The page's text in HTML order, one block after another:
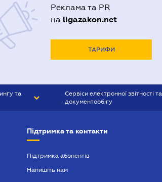
Адвокати Полтави
Адвокати Харькова
Адвокаты Кривого Рогу
Реклама та PR
на ligazakon.net
ТАРИФИ
та
Сервіси електронної звітності та
документообігу
Підтримка та контакти
Підтримка абонентів
Напишіть нам